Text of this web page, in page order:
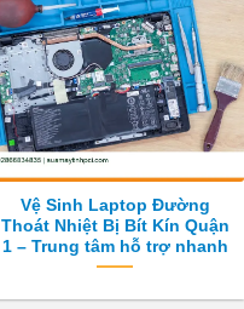
Vệ Sinh Laptop Đường
Thoát Nhiệt Bị Bít Kín Quận
1 – Trung tâm hỗ trợ nhanh